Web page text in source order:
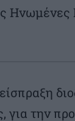
Ηνωμένες
για την